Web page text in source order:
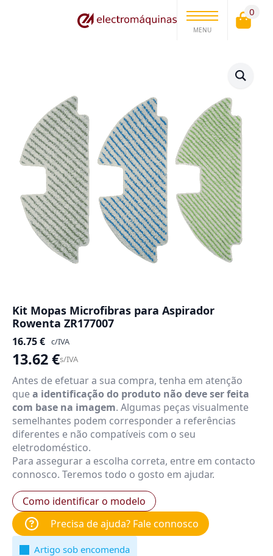
MENU
0
Kit Mopas Microfibras para Aspirador
Rowenta ZR177007
16.75€ c/IVA
13.62€s/IVA
Antes de efetuar a sua compra, tenha em atenção
quea identificação do produto não deve ser feita
com base na imagem. Algumas peças visualmente
semelhantes podem corresponder a referências
diferentes e não compatíveis com o seu
eletrodoméstico.
Para assegurar a escolha correta, entre em contacto
connosco. Teremos todo o gosto em ajudar.
Como identificar o modelo
Precisa de ajuda? Fale connosco
Artigo sob encomenda